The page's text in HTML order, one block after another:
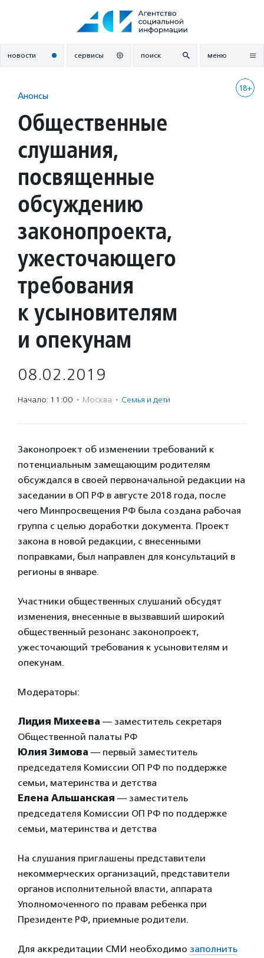
новости сервисы поиск меню
18+
Анонсы
Общественные
слушания,
посвященные
обсуждению
законопроекта,
ужесточающего
требования
к усыновителям
и опекунам
08.02.2019
Начало: 11:00 · Москва · Семья и дети
Законопроект об изменении требований к
потенциальным замещающим родителям
обсуждался в своей первоначальной редакции на
заседании в ОП РФ в августе 2018 года, после
чего Минпросвещения РФ была создана рабочая
группа с целью доработки документа. Проект
закона в новой редакции, с внесенными
поправками, был направлен для консультаций в
регионы в январе.
Участники общественных слушаний обсудят
изменения, внесенные в вызвавший широкий
общественный резонанс законопроект,
ужесточающий требования к усыновителям и
опекунам.
Модераторы:
Лидия Михеева — заместитель секретаря
Общественной палаты РФ
Юлия Зимова — первый заместитель
председателя Комиссии ОП РФ по поддержке
семьи, материнства и детства
Елена Альшанская — заместитель
председателя Комиссии ОП РФ по поддержке
семьи, материнства и детства
На слушания приглашены представители
некоммерческих организаций, представители
органов исполнительной власти, аппарата
Уполномоченного по правам ребенка при
Президенте РФ, приемные родители.
Для аккредитации СМИ необходимо заполнить